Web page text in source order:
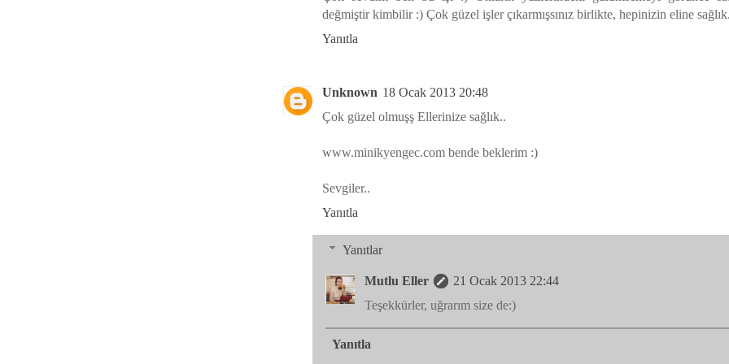
değmiştir kimbilir :) Çok güzel işler çıkarmışsınız birlikte, hepinizin eline
Yanıtla
Unknown 18 Ocak 2013 20:48
Çok güzel olmuşş Ellerinize sağlık..
www.minikyengec.com bende beklerim :)
Sevgiler..
Yanıtla
Yanıtlar
Mutlu Eller
21 Ocak 2013 22:44
Teşekkürler, uğrarım size de:)
Yanıtla